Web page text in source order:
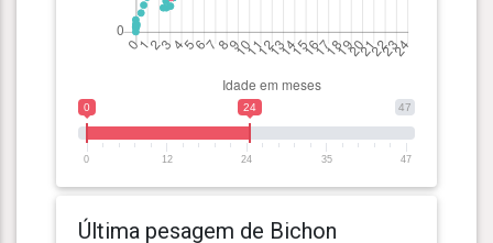
47
0 24
0 12 24 35 47
Última pesagem de Bichon